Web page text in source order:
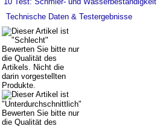
Technische Daten & Testergebnisse